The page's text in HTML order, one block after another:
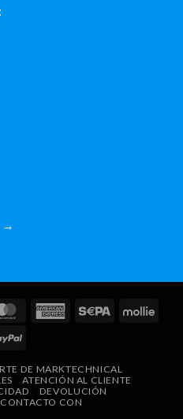
→
MasterCardAmerican Sepa Mollie
PayPal
DE MARKTECHNICAL
ATENCIÓN AL CLIENTE
DEVOLUCIÓN
CON